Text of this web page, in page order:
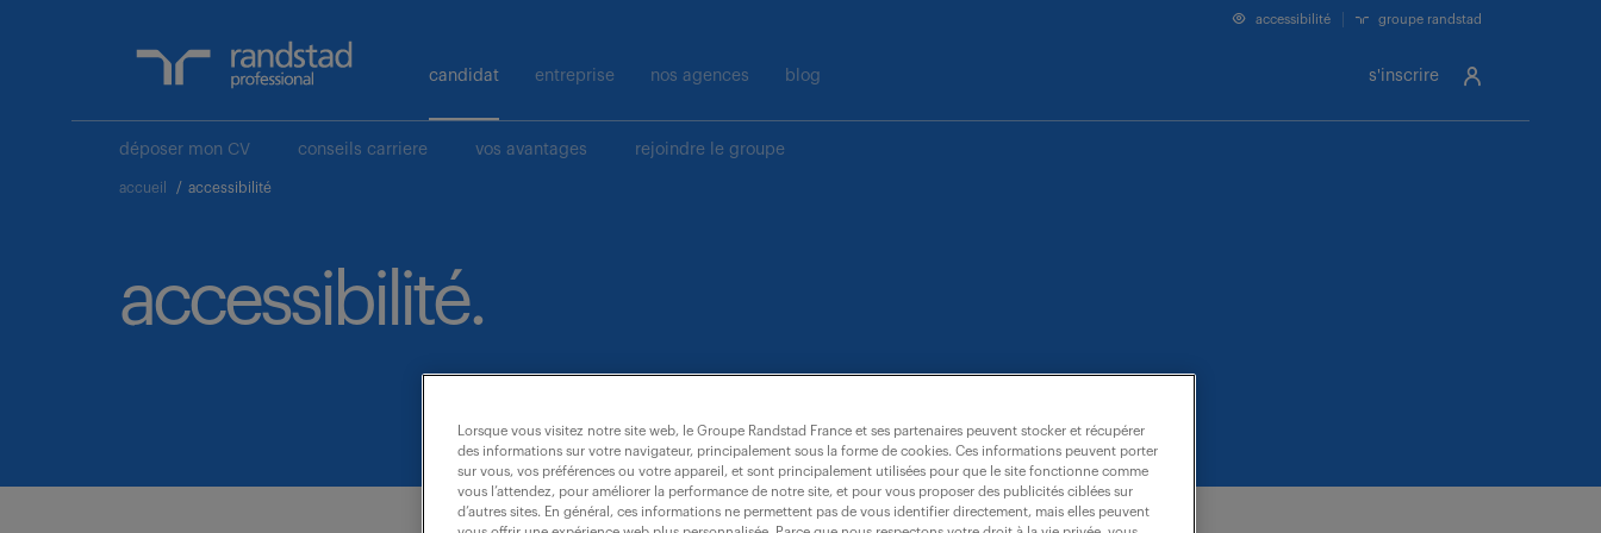
s'inscrire
accessibilité groupe randstad
candidat entreprise nos agences blog
déposer mon CV conseils carriere vos avantages rejoindre le groupe
accueil / accessibilité
accessibilité.
Lorsque vous visitez notre site web, le Groupe Randstad France et ses partenaires peuvent stocker et récupérer
des informations sur votre navigateur, principalement sous la forme de cookies. Ces informations peuvent porter
sur vous, vos préférences ou votre appareil, et sont principalement utilisées pour que le site fonctionne comme
vous l’attendez, pour améliorer la performance de notre site, et pour vous proposer des publicités ciblées sur
d’autres sites. En général, ces informations ne permettent pas de vous identifier directement, mais elles peuvent